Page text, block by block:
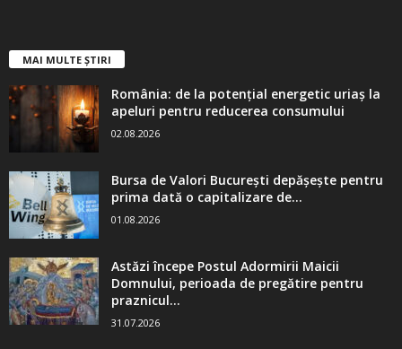
MAI MULTE ȘTIRI
România: de la potențial energetic uriaș la
apeluri pentru reducerea consumului
02.08.2026
Bursa de Valori București depășește pentru
prima dată o capitalizare de...
01.08.2026
Astăzi începe Postul Adormirii Maicii
Domnului, perioada de pregătire pentru
praznicul...
31.07.2026